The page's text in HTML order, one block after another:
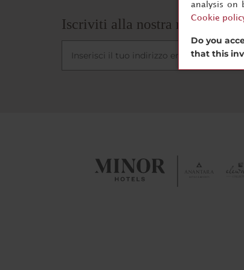
Iscriviti alla nostra newsletter
analysis on
Cookie
Do you
that this